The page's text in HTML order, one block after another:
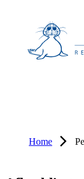
Overslaan
naar
Overslaan
naar
Overslaan
naar
Home